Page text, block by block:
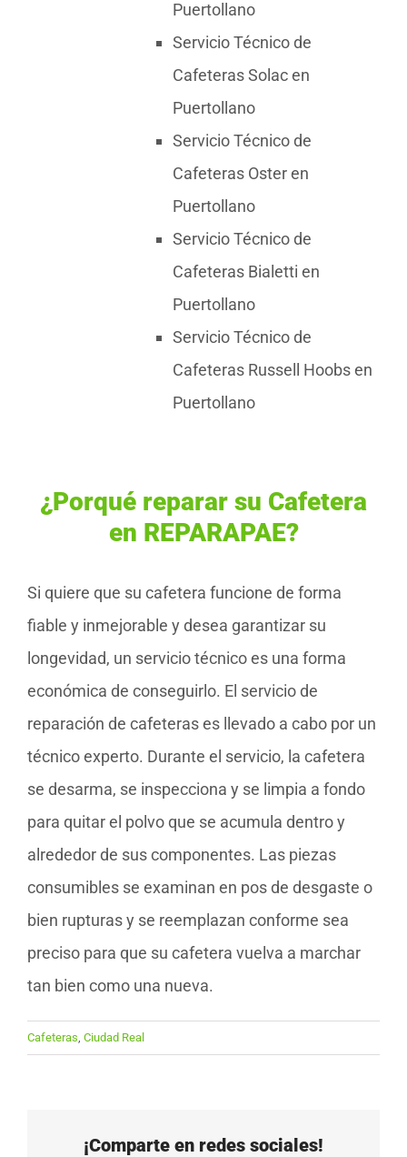
Puertollano
Servicio Técnico de
Cafeteras Solac en
Puertollano
Servicio Técnico de
Cafeteras Oster en
Puertollano
Servicio Técnico de
Cafeteras Bialetti en
Puertollano
Servicio Técnico de
Cafeteras Russell Hoobs en
Puertollano
¿Porqué reparar su Cafetera
en REPARAPAE?
Si quiere que su cafetera funcione de forma
fiable y inmejorable y desea garantizar su
longevidad, un servicio técnico es una forma
económica de conseguirlo. El servicio de
reparación de cafeteras es llevado a cabo por un
técnico experto. Durante el servicio, la cafetera
se desarma, se inspecciona y se limpia a fondo
para quitar el polvo que se acumula dentro y
alrededor de sus componentes. Las piezas
consumibles se examinan en pos de desgaste o
bien rupturas y se reemplazan conforme sea
preciso para que su cafetera vuelva a marchar
tan bien como una nueva.
Cafeteras Ciudad Real
¡Comparte en redes sociales!